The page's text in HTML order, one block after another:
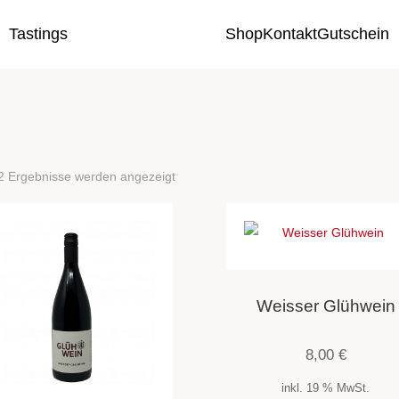
Tastings ShopKontaktGutschein
Ergebnisse werden angezeigt
Weisser Glühwein
8,00 €
inkl. 19 % MwSt.